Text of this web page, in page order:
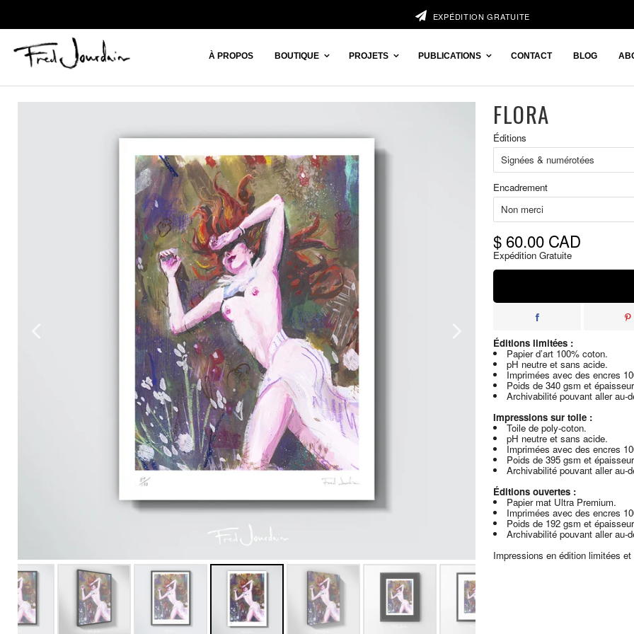
EXPÉDITION GRATUITE
À PROPOS BOUTIQUE PROJETS PUBLICATIONS CONTACT BLOG
FLORA
Prix
réduit
Éditions
Encadrement
$ 60.00 CAD
Expédition Gratuite
Éditions limitées :
Papier d’art 100% coton.
pH neutre et sans acide.
Imprimées avec des encres
Poids de 340 gsm et
Archivabilité pouvant aller au-
Impressions sur toile :
Toile de poly-coton.
pH neutre et sans acide.
Imprimées avec des encres
Poids de 395 gsm et
Archivabilité pouvant aller au-
Éditions ouvertes :
Papier mat Ultra Premium.
Imprimées avec des encres
Poids de 192 gsm et
Archivabilité pouvant aller au-
Impressions en édition limitées